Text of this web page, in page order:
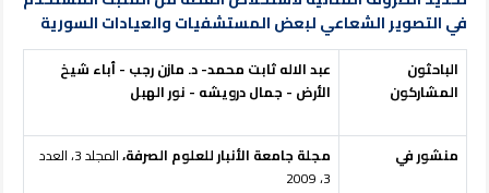
في التصوير الشعاعي لبعض المستشفيات والعيادات السورية
الباحثون
المشاركون
عبدالالهثابت محمد- د. مازنرجب -أباء شيخ
الأرض - جمالدرويشه - نورالهبل
منشور في مجلة جامعة الأنبار للعلوم الصرفة،
المجلد 3، العدد
3، 2009